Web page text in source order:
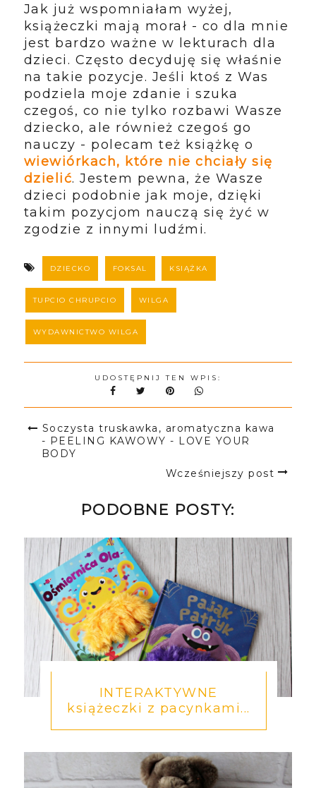
Jak już wspomniałam wyżej,
książeczki mają morał - co dla mnie
jest bardzo ważne w lekturach dla
dzieci. Często decyduję się właśnie
na takie pozycje. Jeśli ktoś z Was
podziela moje zdanie i szuka
czegoś, co nie tylko rozbawi Wasze
dziecko, ale również czegoś go
nauczy - polecam też książkę o
wiewiórkach, które nie chciały się
dzielić. Jestem pewna, że Wasze
dzieci podobnie jak moje, dzięki
takim pozycjom nauczą się żyć w
zgodzie z innymi ludźmi.
DZIECKO FOKSAL KSIĄŻKA
TUPCIO CHRUPCIO WILGA
WYDAWNICTWO WILGA
UDOSTĘPNIJ TEN WPIS:
Soczysta truskawka, aromatyczna kawa
- PEELING KAWOWY - LOVE YOUR
BODY
Wcześniejszy post
PODOBNE POSTY:
INTERAKTYWNE
książeczki z pacynkami...